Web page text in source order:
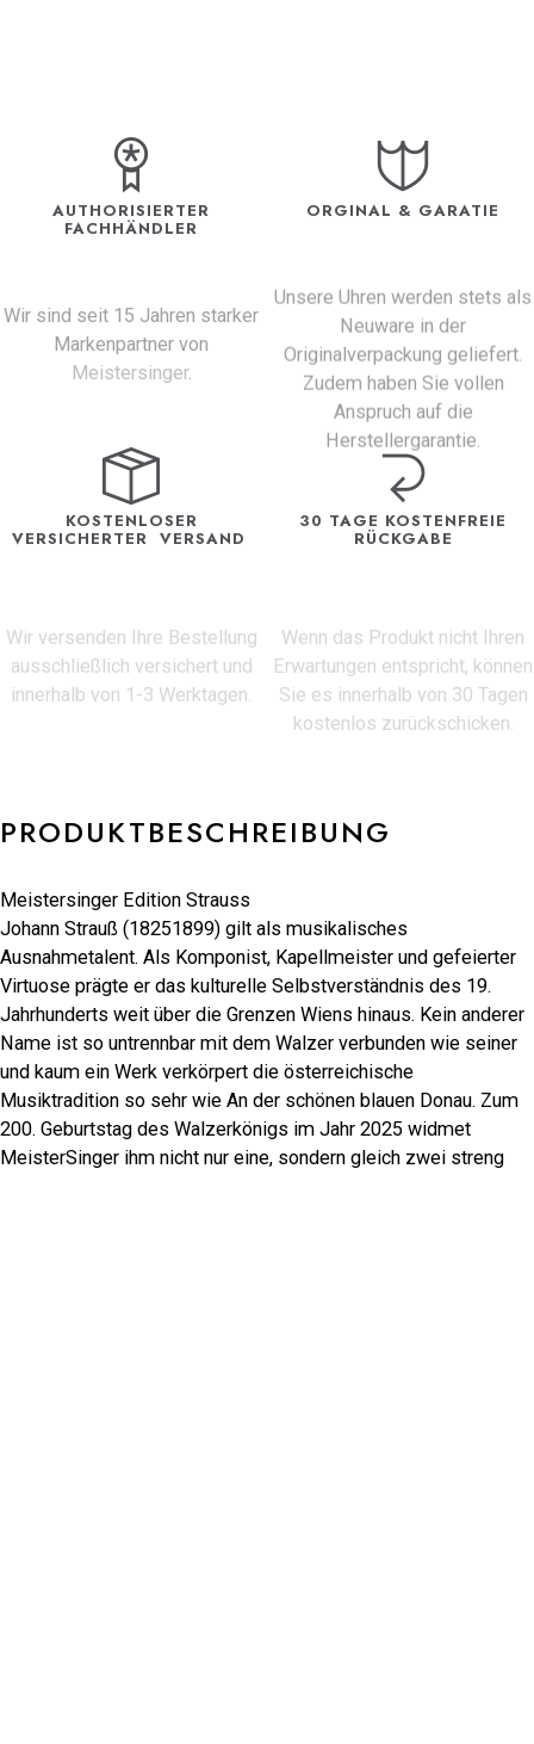
AUTHORISIERTER
FACHHÄNDLER
Wir sind seit 15 Jahren starker
Markenpartner von
Meistersinger.
ORGINAL & GARATIE
Unsere Uhren werden stets als
Neuware in der
Originalverpackung geliefert.
Zudem haben Sie vollen
Anspruch auf die
Herstellergarantie.
KOSTENLOSER
VERSICHERTER VERSAND
Wir versenden Ihre Bestellung
ausschließlich versichert und
innerhalb von 1-3 Werktagen.
30 TAGE KOSTENFREIE
RÜCKGABE
Wenn das Produkt nicht Ihren
Erwartungen entspricht, können
Sie es innerhalb von 30 Tagen
kostenlos zurückschicken.
PRODUKTBESCHREIBUNG
Meistersinger Edition Strauss
Johann Strauß (18251899) gilt als musikalisches
Ausnahmetalent. Als Komponist, Kapellmeister und gefeierter
Virtuose prägte er das kulturelle Selbstverständnis des 19.
Jahrhunderts weit über die Grenzen Wiens hinaus. Kein anderer
Name ist so untrennbar mit dem Walzer verbunden wie seiner 
und kaum ein Werk verkörpert die österreichische
Musiktradition so sehr wie An der schönen blauen Donau. Zum
200. Geburtstag des Walzerkönigs im Jahr 2025 widmet
MeisterSinger ihm nicht nur eine, sondern gleich zwei streng